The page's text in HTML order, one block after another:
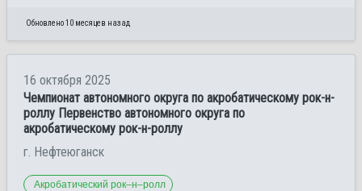
Обновлено 10 месяцев назад
16 октября 2025
Чемпионат автономного округа по акробатическому рок-н-
роллу Первенство автономного округа по
акробатическому рок-н-роллу
г. Нефтеюганск
Акробатический рок–н–ролл